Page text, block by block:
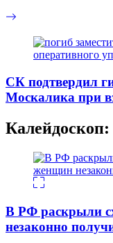
СК подтвердил
Москалика при
Калейдоскоп:
В РФ раскрыли
незаконно